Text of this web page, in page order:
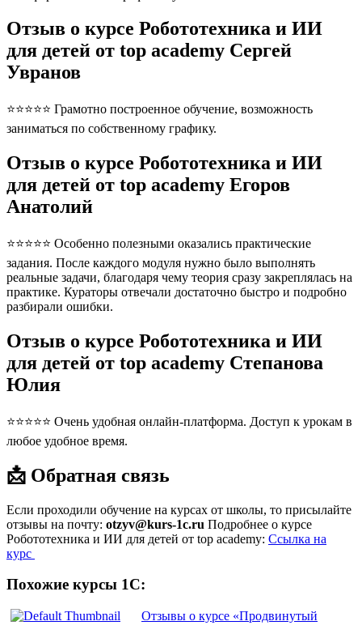
Отзыв о курсе Робототехника и ИИ
для детей от top academy Сергей
Увранов
⭐⭐⭐⭐⭐ Грамотно построенное обучение, возможность
заниматься по собственному графику.
Отзыв о курсе Робототехника и ИИ
для детей от top academy Егоров
Анатолий
⭐⭐⭐⭐⭐ Особенно полезными оказались практические
задания. После каждого модуля нужно было выполнять
реальные задачи, благодаря чему теория сразу закреплялась на
практике. Кураторы отвечали достаточно быстро и подробно
разбирали ошибки.
Отзыв о курсе Робототехника и ИИ
для детей от top academy Степанова
Юлия
⭐⭐⭐⭐⭐ Очень удобная онлайн-платформа. Доступ к урокам в
любое удобное время.
📩 Обратная связь
Если проходили обучение на курсах от школы, то присылайте
отзывы на почту: otzyv@kurs-1c.ru Подробнее о курсе
Робототехника и ИИ для детей от top academy: Ссылка на
курс
Похожие курсы 1С:
Отзывы о курсе «Продвинутый